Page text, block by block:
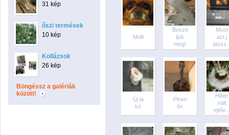
31 kép
őszi termések
10 kép
Kollázsok
26 kép
Böngéssz a galériák
között!
Molli
Beszé
ljük
meg!
Most
azt j
Új la
kó
Pihen
őn
Hiber
nált